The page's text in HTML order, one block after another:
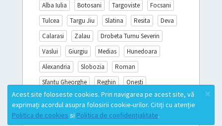
Alba Iulia
Botosani Targoviste
Focsani
Tulcea
Targu Jiu Slatina Resita
Deva
Calarasi
Zalau
Drobeta Turnu Severin
Vaslui
Giurgiu Medias
Hunedoara
Alexandria
Slobozia
Roman
Sfantu Gheorghe
Reghin
Onesti
Sighisoara
Miercurea Ciuc
Turda
Campina
Mioveni Lista completă
×
Acest site foloseste cookies. Prin navigarea pe acest site, vă
exprimați acordul asupra folosirii cookie-urilor. Citiți cu atenție
Politica de cookies si Politica de confidențialitate.